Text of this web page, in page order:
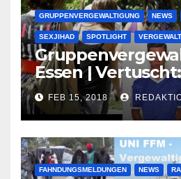
GRUPPENVERGEWALTIGUNG NEWS
SEXJIHAD SPOTLIGHT
Essen | Vertuscht:
Lauenburger
großer
FEB 15, 2018
FAHNDUNGSMELDUNGEN NEWS